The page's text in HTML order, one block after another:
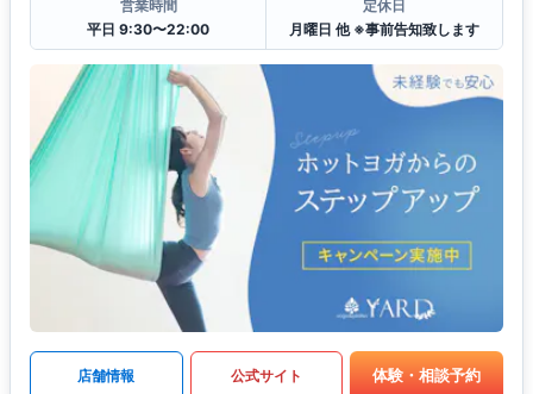
営業時間
平日 9:30〜22:00
定休日
月曜日 他 ※事前告知致します
店舗情報 公式サイト 体験・相談予約